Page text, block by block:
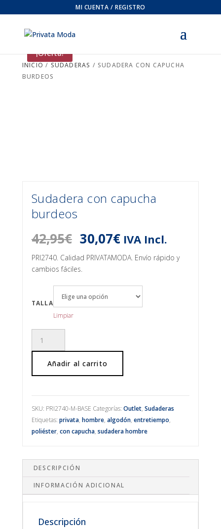
MI CUENTA / REGISTRO
INICIO / SUDADERAS / SUDADERA CON CAPUCHA
BURDEOS
¡Oferta!
Sudadera con capucha
burdeos
42,95€ El
precio
original
era:
42,95€.
30,07€El
precio
actual
30,07€.
IVA Incl.
PRI2740. Calidad PRIVATAMODA. Envío rápido y
cambios fáciles.
TALLA
Limpiar
con
burdeos
Añadir al carrito
SKU: PRI2740-M-BASE Categorías: Outlet, Sudaderas
Etiquetas: privata, hombre, algodón, entretiempo,
poliéster, con capucha, sudadera hombre
DESCRIPCIÓN
INFORMACIÓN ADICIONAL
Descripción